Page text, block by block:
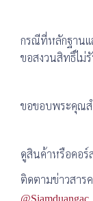
กรณีที่หลักฐานแ
ขอสงวนสิทธิ์ไม่
ขอขอบพระคุณส
ดูสินค้าหรือคอร์
ติดตามข่าวสาร